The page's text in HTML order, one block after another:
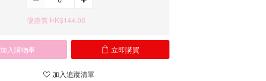
優惠價 HK$144.00
加入購物車 立即購買
加入追蹤清單